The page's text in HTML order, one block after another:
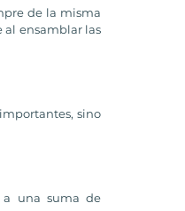
de la misma
al ensamblar las
sino
a una suma de